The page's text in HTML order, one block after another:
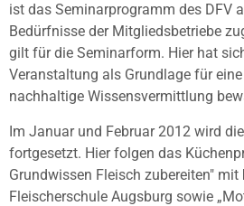
ist das Seminarprogramm des DFV
Bedürfnisse der Mitgliedsbetriebe
gilt für die Seminarform. Hier hat
Veranstaltung als Grundlage für
nachhaltige Wissensvermittlung
Im Januar und Februar 2012 wird
fortgesetzt. Hier folgen das
Grundwissen Fleisch zubereiten" mit
Fleischerschule Augsburg sowie